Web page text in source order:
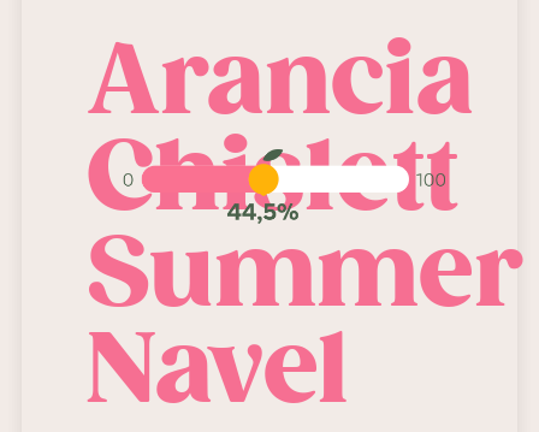
44,5%
Arancia
Chislett
Summer
Navel